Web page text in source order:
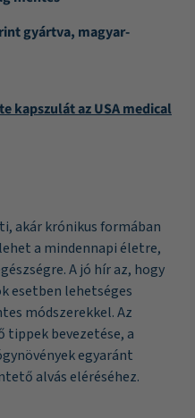
gyártva, magyar-
kapszulát az USA medical
akár krónikus formában
a mindennapi életre,
A jó hír az, hogy
esetben lehetséges
módszerekkel. Az
bevezetése, a
egyaránt
alvás eléréséhez.